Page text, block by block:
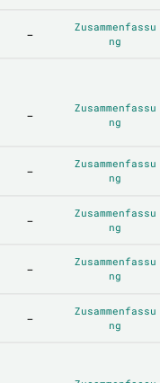
-
Zusammenfassu
ng
-
Zusammenfassu
ng
-
Zusammenfassu
ng
-
Zusammenfassu
ng
-
Zusammenfassu
ng
-
Zusammenfassu
ng